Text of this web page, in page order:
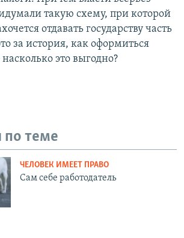
такую схему, при которой
отдавать государству часть
за история, как оформиться
это выгодно?
теме
ЧЕЛОВЕК ИМЕЕТ ПРАВО
Сам себе работодатель